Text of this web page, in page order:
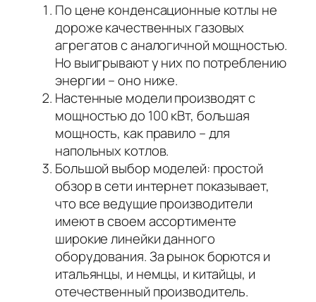
По цене конденсационные котлы не
дороже качественных газовых
агрегатов с аналогичной мощностью.
Но выигрывают у них по потреблению
энергии – оно ниже.
Настенные модели производят с
мощностью до 100 кВт, большая
мощность, как правило – для
напольных котлов.
Большой выбор моделей: простой
обзор в сети интернет показывает,
что все ведущие производители
имеют в своем ассортименте
широкие линейки данного
оборудования. За рынок борются и
итальянцы, и немцы, и китайцы, и
отечественный производитель.